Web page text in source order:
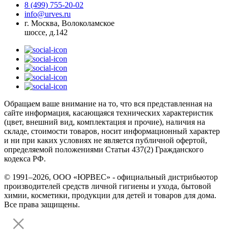
8 (499) 755-20-02
info@urves.ru
г. Москва, Волоколамское
шоссе, д.142
Обращаем ваше внимание на то, что вся представленная на
сайте информация, касающаяся технических характеристик
(цвет, внешний вид, комплектация и прочие), наличия на
складе, стоимости товаров, носит информационный характер
и ни при каких условиях не является публичной офертой,
определяемой положениями Статьи 437(2) Гражданского
кодекса РФ.
© 1991–2026, ООО «ЮРВЕС» - официальный дистрибьютор
производителей средств личной гигиены и ухода, бытовой
химии, косметики, продукции для детей и товаров для дома.
Все права защищены.